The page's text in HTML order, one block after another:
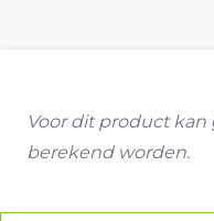
Voor dit product
berekend worden.